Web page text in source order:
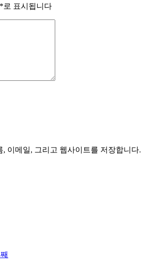
*로 표시됩니다
이메일, 그리고 웹사이트를 저장합니다.